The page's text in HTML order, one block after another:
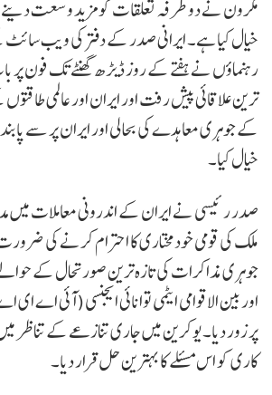
مکرون نے دو طرفہ تعلقات کو مزید وسعت دینے
خیال کیا ہے۔ ایرانی صدر کے دفتر کی ویب
رہنماؤں نے ہفتے کے روز ڈیڑھ گھنٹے تک فون پر
کے جوہری معاہدے کی بحالی اور ایران پر سے
خیال کیا۔
صدر رئیسی نے ایران کے اندرونی معاملات میں
ملک کی قومی خودمختاری کا احترام کرنے کی
جوہری مذاکرات کی تازہ ترین صورتحال کے
اور بین الاقوامی ایٹمی توانائی ایجنسی (آئی اے
پر زور دیا۔ یوکرین میں جاری تنازعے کے
کاری کو اس مسئلے کا بہترین حل قرار دیا۔